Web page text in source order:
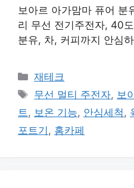
보아르 아가맘마 퓨어 분
리 무선 전기주전자, 40
분유, 차, 커피까지 안심
카
테
고
리
재테크
태
그
무선 멀티 주전자, 보
트 , 보온 기능, 안심세척 ,
포트기 , 홈카페